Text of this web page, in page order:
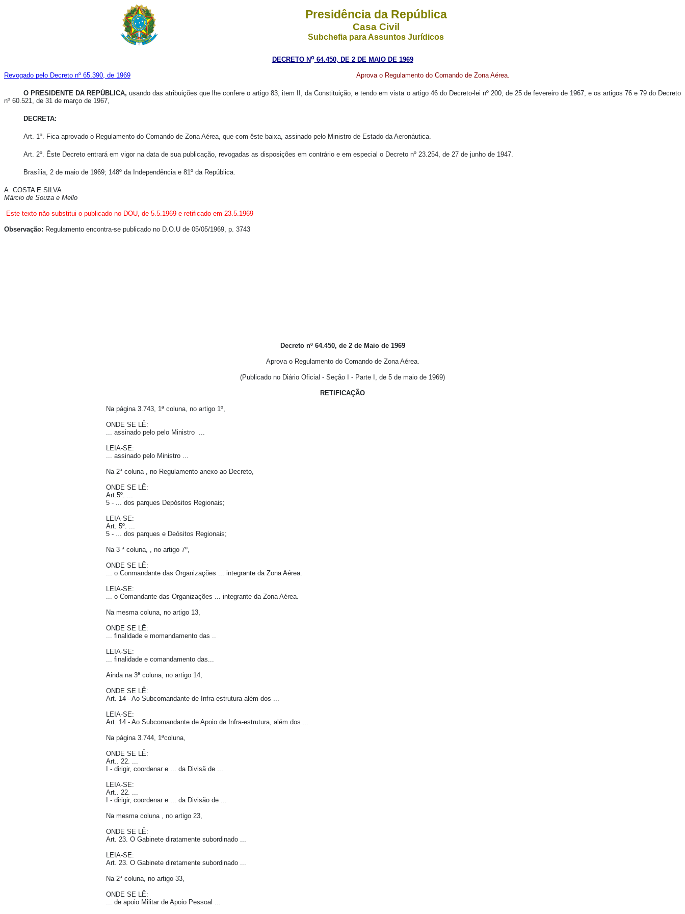
Presidência da República
Casa Civil
Subchefia para Assuntos Jurídicos
DECRETO No64.450, DE 2 DE MAIO DE 1969
Revogado pelo Decreto nº 65.390, de 1969 Aprova o Regulamento do Comando de Zona Aérea.
O PRESIDENTE DA REPÚBLICA, usando das atribuições que lhe confere o artigo 83, item II, da Constituição, e tendo em vista o artigo 46 do Decreto-lei nº 200, de 25 de fevereiro de 1967, e os artigos 76 e 79 do Decreto
nº 60.521, de 31 de março de 1967,
DECRETA:
Art. 1º. Fica aprovado o Regulamento do Comando de Zona Aérea, que com êste baixa, assinado pelo Ministro de Estado da Aeronáutica.
Art. 2º. Êste Decreto entrará em vigor na data de sua publicação, revogadas as disposições em contrário e em especial o Decreto nº 23.254, de 27 de junho de 1947.
Brasília, 2 de maio de 1969; 148º da Independência e 81º da República.
A. COSTA E SILVA
Márcio de Souza e Mello
Este texto não substitui o publicado no DOU, de 5.5.1969 e retificado em 23.5.1969
Observação: Regulamento encontra-se publicado no D.O.U de 05/05/1969, p. 3743
Decreto nº 64.450, de 2 de Maio de 1969
Aprova o Regulamento do Comando de Zona Aérea.
(Publicado no Diário Oficial - Seção I - Parte I, de 5 de maio de 1969)
RETIFICAÇÃO
Na página 3.743, 1ª coluna, no artigo 1º,
ONDE SE LÊ:
... assinado pelo pelo Ministro ...
LEIA-SE:
... assinado pelo Ministro ...
Na 2ª coluna , no Regulamento anexo ao Decreto,
ONDE SE LÊ:
Art.5º. ...
5 - ... dos parques Depósitos Regionais;
LEIA-SE:
Art. 5º. ...
5 - ... dos parques e Deósitos Regionais;
Na 3 ª coluna, , no artigo 7º,
ONDE SE LÊ:
... o Conmandante das Organizações ... integrante da Zona Aérea.
LEIA-SE:
... o Comandante das Organizações ... integrante da Zona Aérea.
Na mesma coluna, no artigo 13,
ONDE SE LÊ:
... finalidade e momandamento das ..
LEIA-SE:
... finalidade e comandamento das...
Ainda na 3ª coluna, no artigo 14,
ONDE SE LÊ:
Art. 14 - Ao Subcomandante de Infra-estrutura além dos ...
LEIA-SE:
Art. 14 - Ao Subcomandante de Apoio de Infra-estrutura, além dos ...
Na página 3.744, 1ªcoluna,
ONDE SE LÊ:
Art.. 22. ...
I - dirigir, coordenar e ... da Divisã de ...
LEIA-SE:
Art.. 22. ...
I - dirigir, coordenar e ... da Divisão de ...
Na mesma coluna , no artigo 23,
ONDE SE LÊ:
Art. 23. O Gabinete diratamente subordinado ...
LEIA-SE:
Art. 23. O Gabinete diretamente subordinado ...
Na 2ª coluna, no artigo 33,
ONDE SE LÊ:
... de apoio Militar de Apoio Pessoal ...